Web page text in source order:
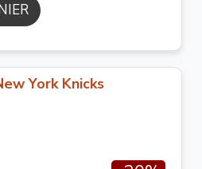
York Knicks